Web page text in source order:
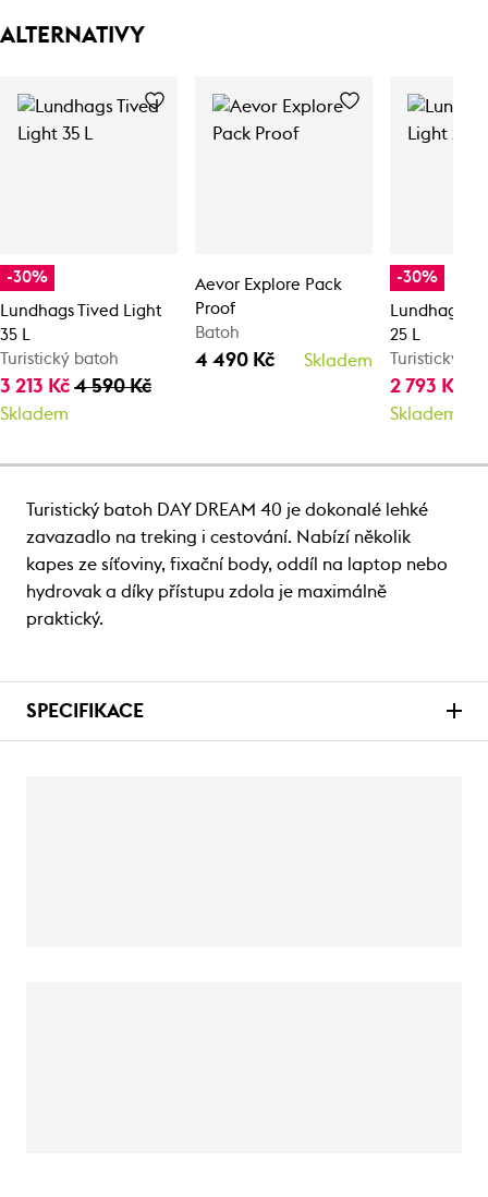
ALTERNATIVY
-30%
Lundhags Tived Light
35 L
Turistický batoh
3 213 Kč 4 590 Kč
Skladem
Aevor Explore Pack
Proof
Batoh
4 490 Kč Skladem
-30%
Lundhags
25 L
Turistický
2 793 Kč
Skladem
Turistický batoh DAY DREAM 40 je dokonalé lehké
zavazadlo na treking i cestování. Nabízí několik
kapes ze síťoviny, fixační body, oddíl na laptop nebo
hydrovak a díky přístupu zdola je maximálně
praktický.
SPECIFIKACE